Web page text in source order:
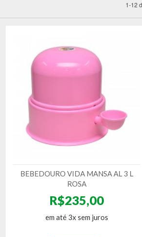
1-12
BEBEDOURO VIDA MANSA AL 3 L
ROSA
R$235,00
em até 3x sem juros